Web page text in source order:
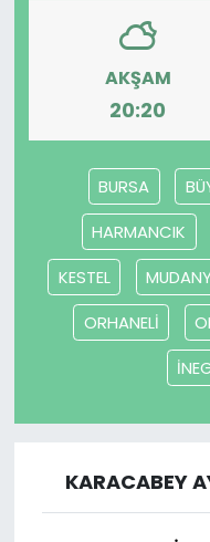
AKŞAM
20:20
BURSA
HARMANCIK
KESTEL
ORHANELİ
KARACABEY
Politika
SAĞLIK
Teknoloji
TÜRKiYE
Video Galeri